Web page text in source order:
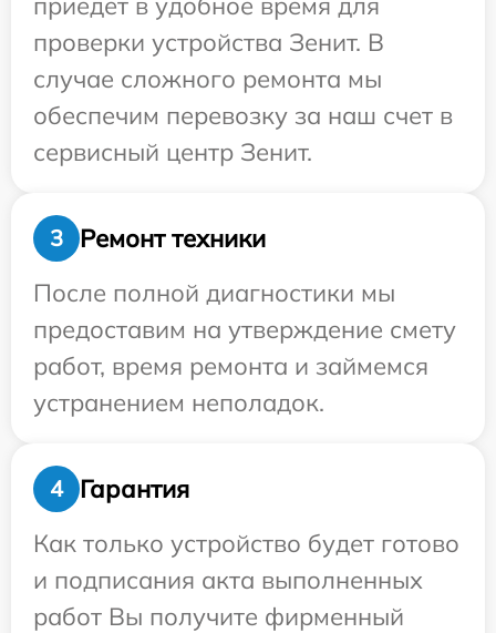
проверки устройства Зенит. В
случае сложного ремонта мы
обеспечим перевозку за наш счет в
сервисный центр Зенит.
3
Ремонт техники
После полной диагностики мы
предоставим на утверждение смету
работ, время ремонта и займемся
устранением неполадок.
4
Гарантия
Как только устройство будет готово
и подписания акта выполненных
работ Вы получите фирменный